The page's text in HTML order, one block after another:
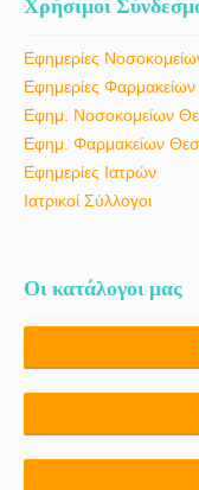
Εφημερίες
Εφημερίες Φαρμακείων
Εφημ. Νοσοκομείων
Εφημ. Φαρμακείων
Εφημερίες Ιατρών
Ιατρικοί Σύλλογοι
Οι κατάλογοι μας